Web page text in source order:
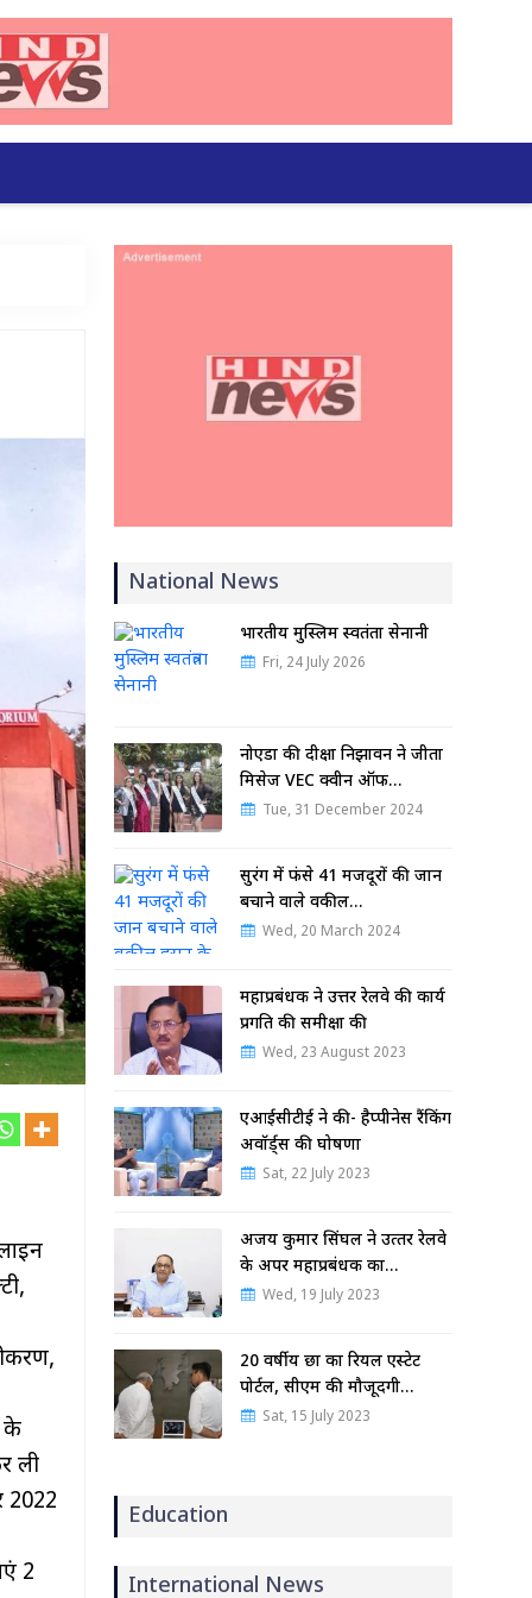
के
ली
2022
2
National News
भारतीय मुस्लिम स्वतंत्रता सेनानी
Fri, 24 July 2026
नोएडा की दीक्षा निझावन ने जीता
मिसेज VEC क्वीन ऑफ…
Tue, 31 December 2024
सुरंग में फंसे 41 मजदूरों की जान
बचाने वाले वकील…
Wed, 20 March 2024
महाप्रबंधक ने उत्तर रेलवे की कार्य
प्रगति की समीक्षा की
Wed, 23 August 2023
एआईसीटीई ने की- हैप्पीनेस रैंकिंग
अवॉर्ड्स की घोषणा
Sat, 22 July 2023
अजय कुमार सिंघल ने उत्‍तर रेलवे
के अपर महाप्रबंधक का…
Wed, 19 July 2023
20 वर्षीय छात्र का रियल एस्टेट
पोर्टल, सीएम की मौजूदगी…
Sat, 15 July 2023
Education
International News